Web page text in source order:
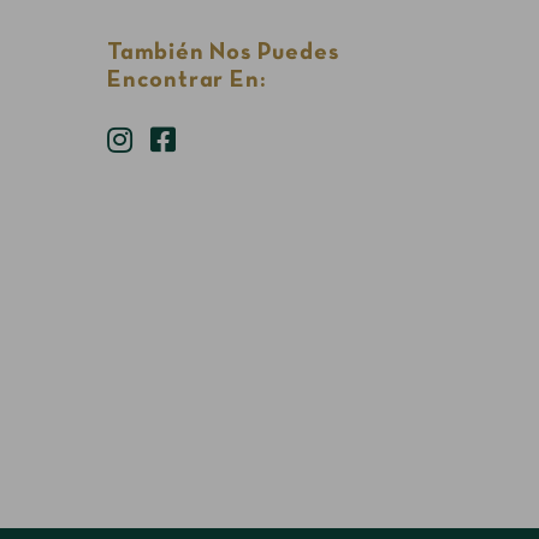
También Nos Puedes
Encontrar En: